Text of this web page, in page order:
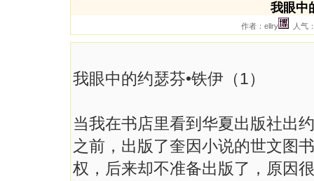
我眼中
作者：ellry 人气
我眼中的约瑟芬•铁伊（1）
当我在书店里看到华夏出版社出
之前，出版了奎因小说的世文图
权，后来却不准备出版了，原因